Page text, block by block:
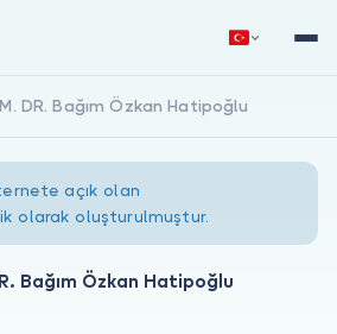
Giriş Yap
DR. Bağım Özkan Hatipoğlu
açık olan
olarak oluşturulmuştur.
Bağım Özkan Hatipoğlu